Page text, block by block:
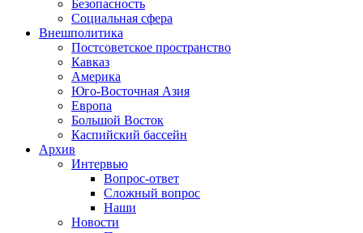
Безопасность
Социальная сфера
Внешполитика
Постсоветское пространство
Кавказ
Америка
Юго-Восточная Азия
Европа
Большой Восток
Каспийский бассейн
Архив
Интервью
Вопрос-ответ
Сложный вопрос
Наши
Новости